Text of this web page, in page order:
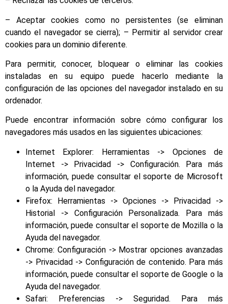
– Aceptar cookies como no persistentes (se eliminan
cuando el navegador se cierra); – Permitir al servidor crear
cookies para un dominio diferente.
Para permitir, conocer, bloquear o eliminar las cookies
instaladas en su equipo puede hacerlo mediante la
configuración de las opciones del navegador instalado en su
ordenador.
Puede encontrar información sobre cómo configurar los
navegadores más usados en las siguientes ubicaciones:
Internet Explorer: Herramientas -> Opciones de
Internet -> Privacidad -> Configuración. Para más
información, puede consultar el soporte de Microsoft
o la Ayuda del navegador.
Firefox: Herramientas -> Opciones -> Privacidad ->
Historial -> Configuración Personalizada. Para más
información, puede consultar el soporte de Mozilla o la
Ayuda del navegador.
Chrome: Configuración -> Mostrar opciones avanzadas
-> Privacidad -> Configuración de contenido. Para más
información, puede consultar el soporte de Google o la
Ayuda del navegador.
Safari: Preferencias -> Seguridad. Para más